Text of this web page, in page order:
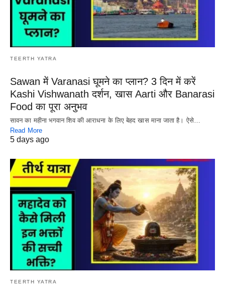
TEERTH YATRA
Sawan में Varanasi घूमने का प्लान? 3 दिन में करें
Kashi Vishwanath दर्शन, खास Aarti और Banarasi
Food का पूरा अनुभव
सावन का महीना भगवान शिव की आराधना के लिए बेहद खास माना जाता है। ऐसे…
Read More
5 days ago
TEERTH YATRA